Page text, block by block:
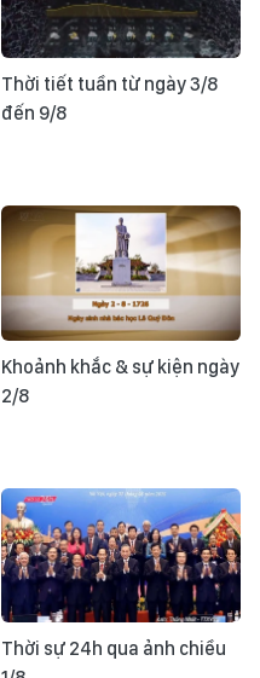
Thời tiết tuần từ ngày 3/8
đến 9/8
Khoảnh khắc & sự kiện ngày
2/8
Thời sự 24h qua ảnh chiều